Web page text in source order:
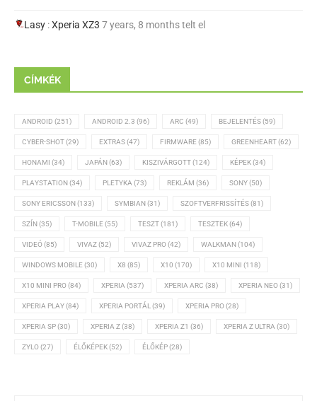
Lasy :Xperia XZ3 7 years, 8 months telt el
CÍMKÉK
ANDROID (251) ANDROID 2.3 (96) ARC (49) BEJELENTÉS(59)
CYBER-SHOT(29) EXTRAS(47) FIRMWARE (85) GREENHEART(62)
HONAMI (34) JAPÁN(63) KISZIVÁRGOTT(124) KÉPEK(34)
PLAYSTATION(34) PLETYKA (73) REKLÁM (36) SONY(50)
SONY ERICSSON(133) SYMBIAN(31) SZOFTVERFRISSÍTÉS(81)
SZÍN(35) T-MOBILE (55) TESZT(181) TESZTEK(64)
VIDEÓ(85) VIVAZ(52) VIVAZ PRO(42) WALKMAN(104)
WINDOWS MOBILE (30) X8 (85) X10 (170) X10 MINI (118)
X10 MINI PRO(84) XPERIA (537) XPERIA ARC (38) XPERIA NEO(31)
XPERIA PLAY(84) XPERIA PORTÁL (39) XPERIA PRO(28)
XPERIA SP(30) XPERIA Z(38) XPERIA Z1 (36) XPERIA Z ULTRA (30)
ZYLO(27) ÉLŐKÉPEK(52) ÉLŐKÉP(28)